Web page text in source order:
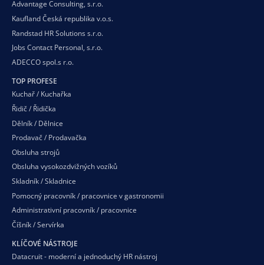
Advantage Consulting, s.r.o.
Kaufland Česká republika v.o.s.
Randstad HR Solutions s.r.o.
Jobs Contact Personal, s.r.o.
ADECCO spol.s r.o.
TOP PROFESE
Kuchař / Kuchařka
Řidič / Řidička
Dělník / Dělnice
Prodavač / Prodavačka
Obsluha strojů
Obsluha vysokozdvižných vozíků
Skladník / Skladnice
Pomocný pracovník / pracovnice v gastronomii
Administrativní pracovník / pracovnice
Číšník / Servírka
KLÍČOVÉ NÁSTROJE
Datacruit - moderní a jednoduchý HR nástroj